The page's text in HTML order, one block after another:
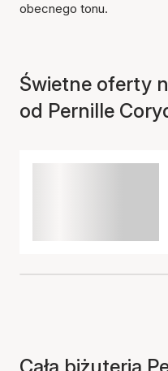
obecnego tonu.
Świetne oferty
od Pernille